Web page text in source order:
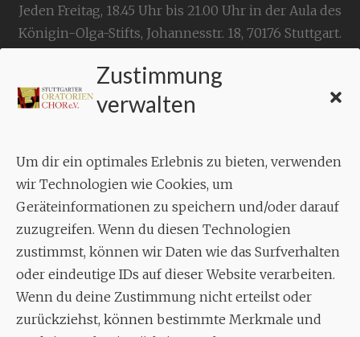
Zustimmung
verwalten
Um dir ein optimales Erlebnis zu bieten, verwenden
wir Technologien wie Cookies, um
Geräteinformationen zu speichern und/oder darauf
zuzugreifen. Wenn du diesen Technologien
zustimmst, können wir Daten wie das Surfverhalten
oder eindeutige IDs auf dieser Website verarbeiten.
Wenn du deine Zustimmung nicht erteilst oder
zurückziehst, können bestimmte Merkmale und
Jeden Freitag, 18.45 Uhr bis 21.00 Uhr in der Aula des
Königin-Olga-Stifts, Johannesstr. 18, 70176 Stuttgart.
KONTAKT
Geschäftsstelle:
Aixheimer Str. 18
70619 Stuttgart
MUSIK
Musikalischer Leiter:
Enrico Trummer
Tel.+49 (0)177 / 34 23 57 1